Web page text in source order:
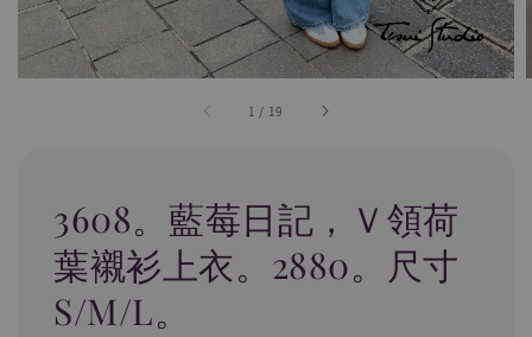
1 / 19
3608。藍莓日記，Ｖ領荷
葉襯衫上衣。2880。尺寸
S/M/L。